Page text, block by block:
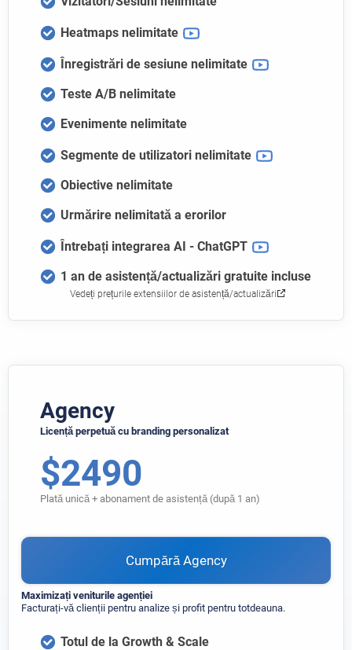
Heatmaps nelimitate
Înregistrări de sesiune nelimitate
Teste A/B nelimitate
Evenimente nelimitate
Segmente de utilizatori nelimitate
Obiective nelimitate
Urmărire nelimitată a erorilor
Întrebați integrarea AI - ChatGPT
1 an de asistență/actualizări gratuite incluse
Vedeți prețurile extensiilor de asistență/actualizări
Agency
Licență perpetuă cu branding personalizat
$2490
Plată unică + abonament de asistență (după 1 an)
Cumpără Agency
Maximizați veniturile agenției
Facturați-vă clienții pentru analize și profit pentru totdeauna.
Totul de la Growth & Scale